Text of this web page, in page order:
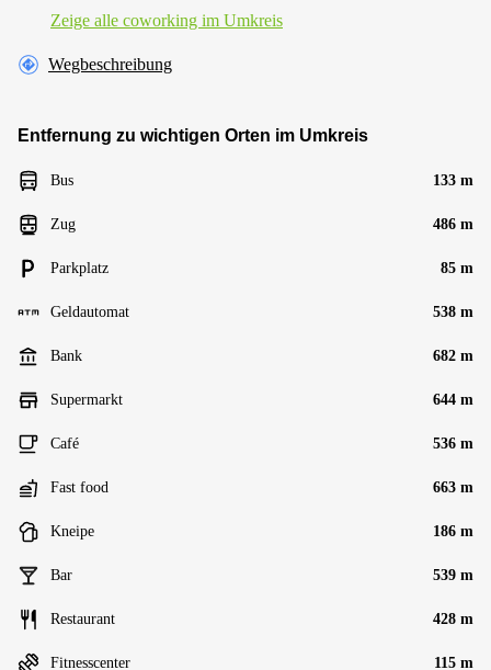
Zeige alle сoworking im Umkreis
Wegbeschreibung
Entfernung zu wichtigen Orten im Umkreis
Bus 133 m
Zug 486 m
Parkplatz 85 m
Geldautomat 538 m
Bank 682 m
Supermarkt 644 m
Café 536 m
Fast food 663 m
Kneipe 186 m
Bar 539 m
Restaurant 428 m
Fitnesscenter 115 m